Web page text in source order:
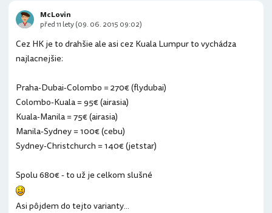
Cez HK je to drahšie ale asi cez Kuala Lumpur to vychádza
najlacnejšie:
Praha-Dubai-Colombo = 270€ (flydubai)
Colombo-Kuala = 95€ (airasia)
Kuala-Manila = 75€ (airasia)
Manila-Sydney = 100€ (cebu)
Sydney-Christchurch = 140€ (jetstar)
Spolu 680€ - to už je celkom slušné
Asi pôjdem do tejto varianty...
McLovin
před 11 lety (09. 06. 2015 09:02)